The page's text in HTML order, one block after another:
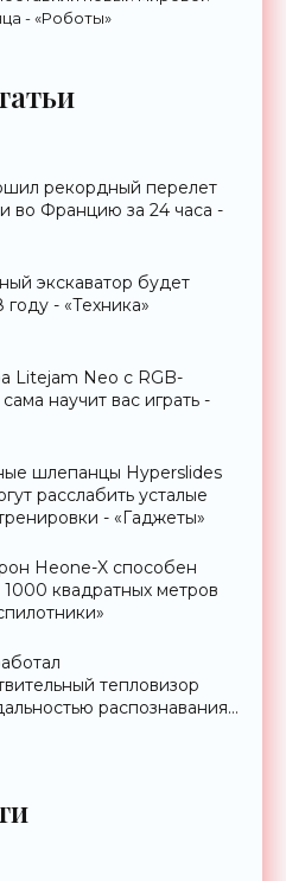
- «Роботы»
рекордный перелет
во Францию за 24 часа -
экскаватор будет
году - «Техника»
Litejam Neo с RGB-
научит вас играть -
шлепанцы Hyperslides
расслабить усталые
- «Гаджеты»
Heone-X способен
1000 квадратных метров
тепловизор
распознавания